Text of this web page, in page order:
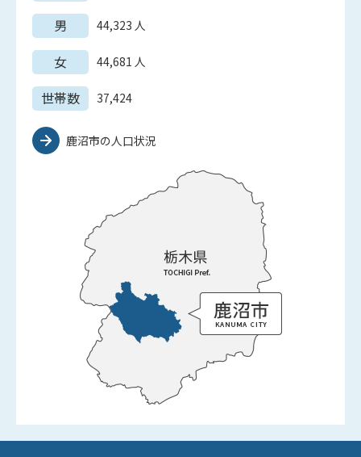
男 44,323 人
女 44,681 人
世帯数 37,424
鹿沼市の人口状況